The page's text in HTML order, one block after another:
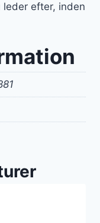
efter, inden